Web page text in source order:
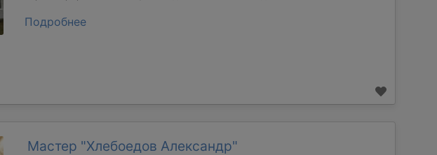
Подробнее
Мастер "Хлебоедов Александр"